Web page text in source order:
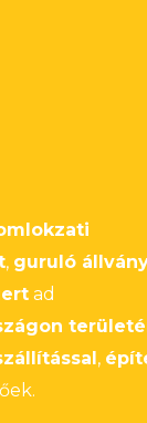
, guruló
ad
,